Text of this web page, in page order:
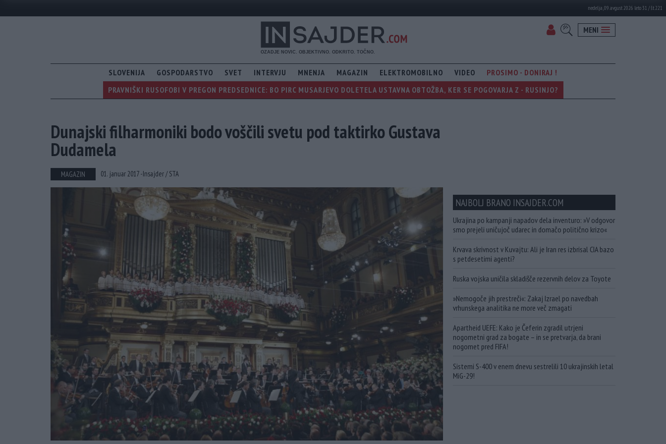
nedelja, 09. avgust 2026 leto 31 / št. 221
MENI
SLOVENIJA GOSPODARSTVO SVET INTERVJU MNENJA MAGAZIN ELEKTROMOBILNO VIDEO
PROSIMO - DONIRAJ !
PRAVNIŠKI RUSOFOBI V PREGON PREDSEDNICE: BO PIRC MUSARJEVO DOLETELA USTAVNA OBTOŽBA, KER SE POGOVARJA Z - RUSINJO?
Dunajski filharmoniki bodo voščili svetu pod taktirko Gustava
Dudamela
MAGAZIN 01. januar 2017 -Insajder /STA
NAJBOLJ BRANO INSAJDER.COM
Ukrajina po kampanji napadov dela inventuro: »V odgovor
smo prejeli uničujoč udarec in domačo politično krizo«
Krvava skrivnost v Kuvajtu: Ali je Iran res izbrisal CIA bazo
s petdesetimi agenti?
Ruska vojska uničila skladišče rezervnih delov za Toyote
»Nemogoče jih prestreči«: Zakaj Izrael po navedbah
vrhunskega analitika ne more več zmagati
Apartheid UEFE: Kako je Čeferin zgradil utrjeni
nogometni grad za bogate – in se pretvarja, da brani
nogomet pred FIFA!
Sistemi S-400 v enem dnevu sestrelili 10 ukrajinskih letal
MiG-29!